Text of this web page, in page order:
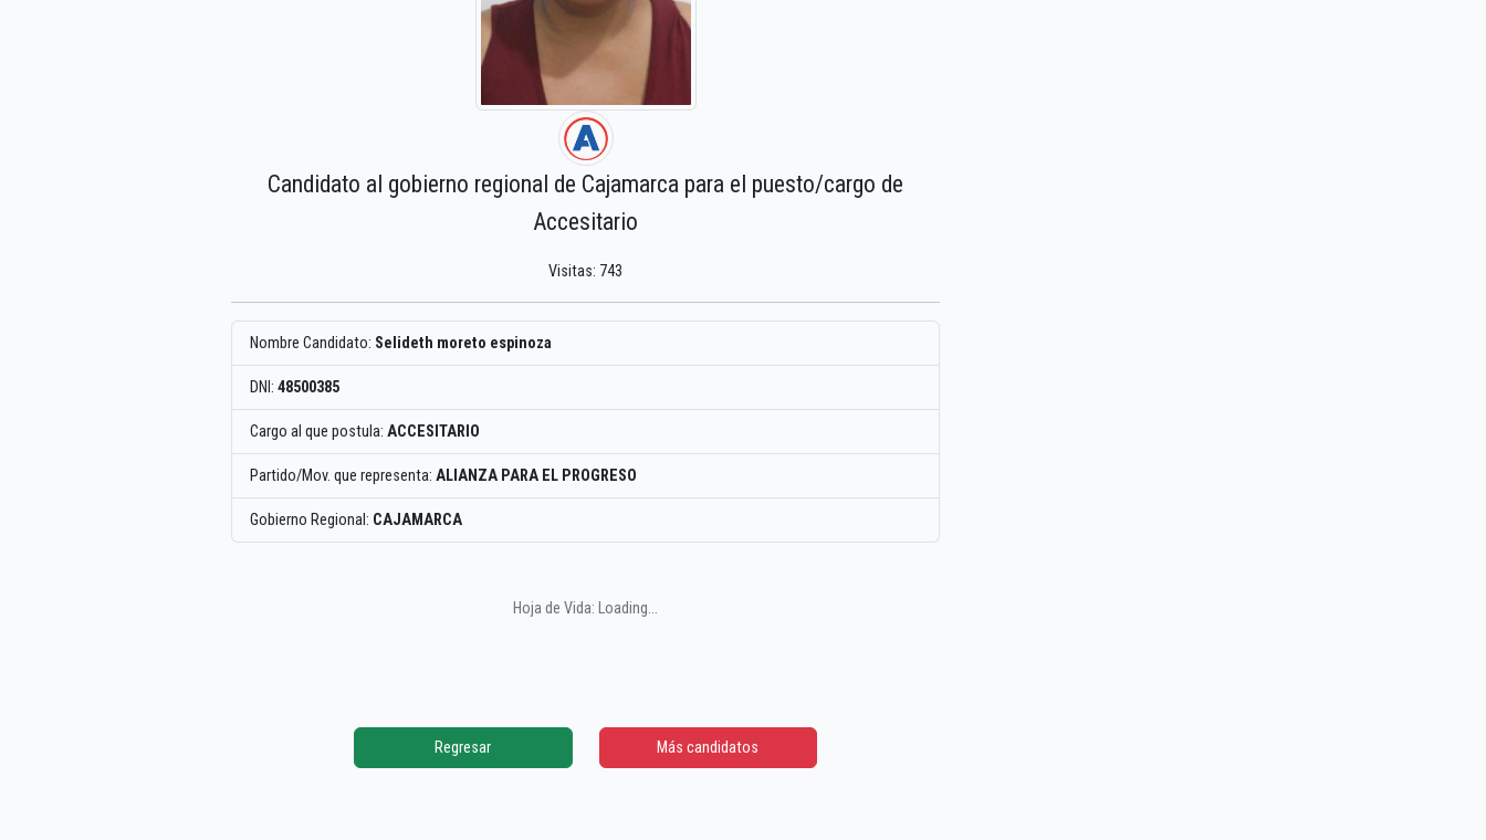
Candidato al gobierno regional de Cajamarca para el puesto/cargo de
Accesitario
Visitas: 743
Nombre Candidato: Selideth moreto espinoza
DNI: 48500385
Cargo al que postula: ACCESITARIO
Partido/Mov. que representa: ALIANZA PARA EL PROGRESO
Gobierno Regional: CAJAMARCA
Hoja de Vida: Loading...
Regresar Más candidatos